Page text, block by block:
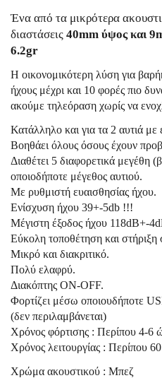
Ένα από τα μικρότερα
διαστάσεις 40mm ύψος και
6.2gr
Η οικονομικότερη λύση για
ήχους μέχρι και 10 φορές πιο
ακούμε τηλεόραση χωρίς να
Κατάλληλο και για τα 2 αυτιά με
Βοηθάει όλους όσους έχουν
Διαθέτει 5 διαφορετικά μεγέθη
οποιοδήποτε μέγεθος αυτιού.
Με ρυθμιστή ευαισθησίας ήχου.
Ενίσχυση ήχου 39+-5db !!!
Μέγιστη έξοδος ήχου 118dB+-
Εύκολη τοποθέτηση και στήριξη
Μικρό και διακριτικό.
Πολύ ελαφρύ.
Διακόπτης ON-OFF.
Φορτίζει μέσω οποιουδήποτε
(δεν περιλαμβάνεται)
Χρόνος φόρτισης : Περίπου 4-6
Χρόνος λειτουργίας : Περίπου
Χρώμα ακουστικού : Μπεζ